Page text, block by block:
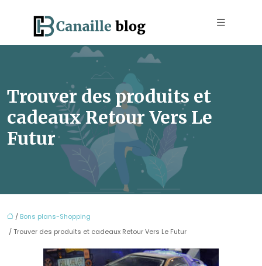
Trouver des produits et
cadeaux Retour Vers Le
Futur
/ Bons plans-Shopping
/ Trouver des produits et cadeaux Retour Vers Le Futur